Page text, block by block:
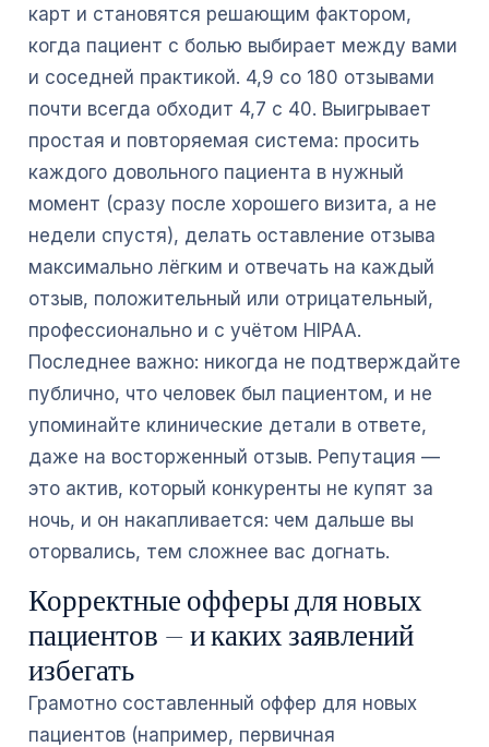
карт и становятся решающим фактором,
когда пациент с болью выбирает между вами
и соседней практикой. 4,9 со 180 отзывами
почти всегда обходит 4,7 с 40. Выигрывает
простая и повторяемая система: просить
каждого довольного пациента в нужный
момент (сразу после хорошего визита, а не
недели спустя), делать оставление отзыва
максимально лёгким и отвечать на каждый
отзыв, положительный или отрицательный,
профессионально и с учётом HIPAA.
Последнее важно: никогда не подтверждайте
публично, что человек был пациентом, и не
упоминайте клинические детали в ответе,
даже на восторженный отзыв. Репутация —
это актив, который конкуренты не купят за
ночь, и он накапливается: чем дальше вы
оторвались, тем сложнее вас догнать.
Корректные офферы для новых
пациентов — и каких заявлений
избегать
Грамотно составленный оффер для новых
пациентов (например, первичная